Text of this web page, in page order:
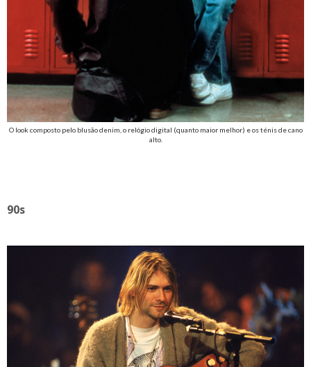
O look composto pelo blusão denim, o relógio digital (quanto maior melhor) e os ténis de cano
alto.
90s